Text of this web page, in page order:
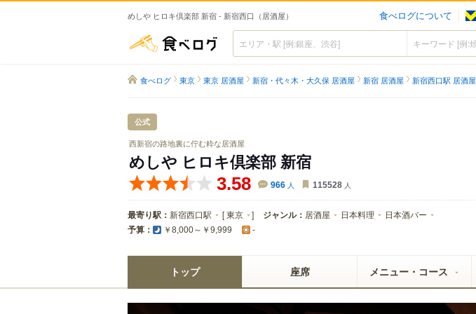
めしや ヒロキ倶楽部 新宿 - 新宿西口（居酒屋） 食べログについて
食べログ
食べログ 東京 東京 居酒屋 新宿・代々木・大久保 居酒屋 新宿 居酒屋 新宿西口駅 居酒屋
公式
西新宿の路地裏に佇む粋な居酒屋
めしや ヒロキ倶楽部 新宿
3.58 966 人 115528 人
最寄り駅： 新宿西口駅 [東京 ] ジャンル： 居酒屋 日本料理 日本酒バー
予算： ￥8,000～￥9,999 -
トップ 座席 メニュー・コース